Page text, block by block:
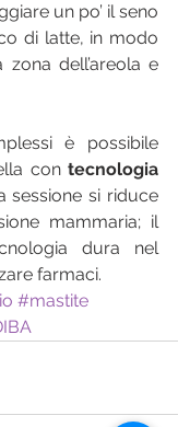
un po’ il seno
di latte, in modo
dell’areola e
è possibile
con tecnologia
sessione si riduce
mammaria; il
dura nel
farmaci.
#mastite